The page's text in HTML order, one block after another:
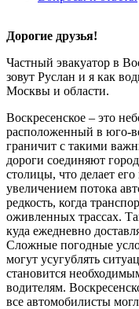
Дорогие друзья!
Частный эвакуатор в
зовут Руслан и я как
Москвы и области.
Воскресенское – это
расположенный в юго-
граничит с такими
дороги соединяют
столицы, что делает
увеличением потока
редкость, когда
оживленных трассах.
куда ежедневно
Сложные погодные
могут усугублять
становится
водителям.
все автомобилисты